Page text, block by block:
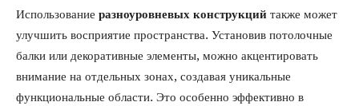
Использование разноуровневых конструкций также может
улучшить восприятие пространства. Установив потолочные
балки или декоративные элементы, можно акцентировать
внимание на отдельных зонах, создавая уникальные
функциональные области. Это особенно эффективно в